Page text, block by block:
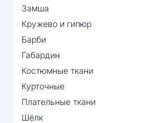
Замша
Кружево и гипюр
Барби
Габардин
Костюмные ткани
Курточные
Плательные ткани
Шёлк